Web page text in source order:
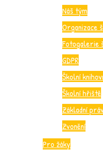
Náš tým
Organizace
Fotogalerie
GDPR
Školní
Školní hřiště
Základní
Zvonění
Pro žáky